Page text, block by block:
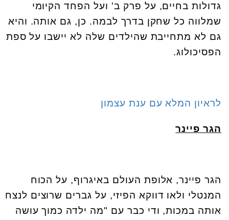
גדולות בחיים, על פרק ב' ועל הפחד הקיומי
שמלווה כל שחקן בדרך לבמה. כן, גם אותה. והיא
גם לא מתחייבת שהילדים שלה לא יישבו על ספת
הפסיכולוג.
לראיון המלא עם ענת עצמון
הגר פיינר
הגר פיינר, אלופת העולם באיגרוף, על הכוח
המנטלי ולאו דווקא הפיזי, על גברים שרוצים לנצח
אותה במכות, ודי כבר עם "מה ילדה כמוך עושה